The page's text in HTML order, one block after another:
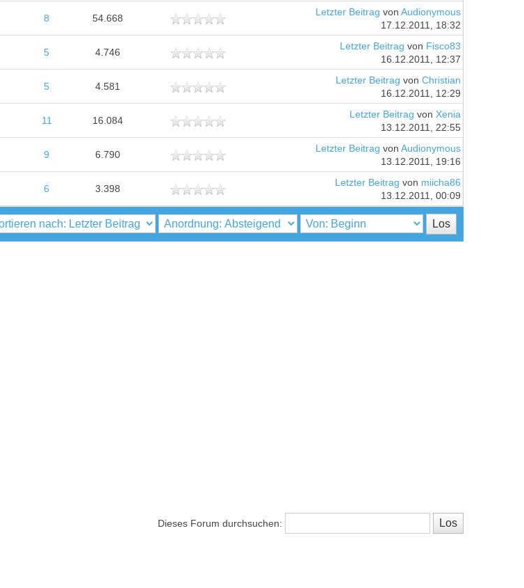
8 54.668
Letzter Beitrag von Audionymous
17.12.2011, 18:32
5 4.746
Letzter Beitrag von Fisco83
16.12.2011, 12:37
5 4.581
Letzter Beitrag von Christian
16.12.2011, 12:29
11 16.084
Letzter Beitrag von Xenia
13.12.2011, 22:55
9 6.790
Letzter Beitrag von Audionymous
13.12.2011, 19:16
6 3.398
Letzter Beitrag von miicha86
13.12.2011, 00:09
Dieses Forum durchsuchen: